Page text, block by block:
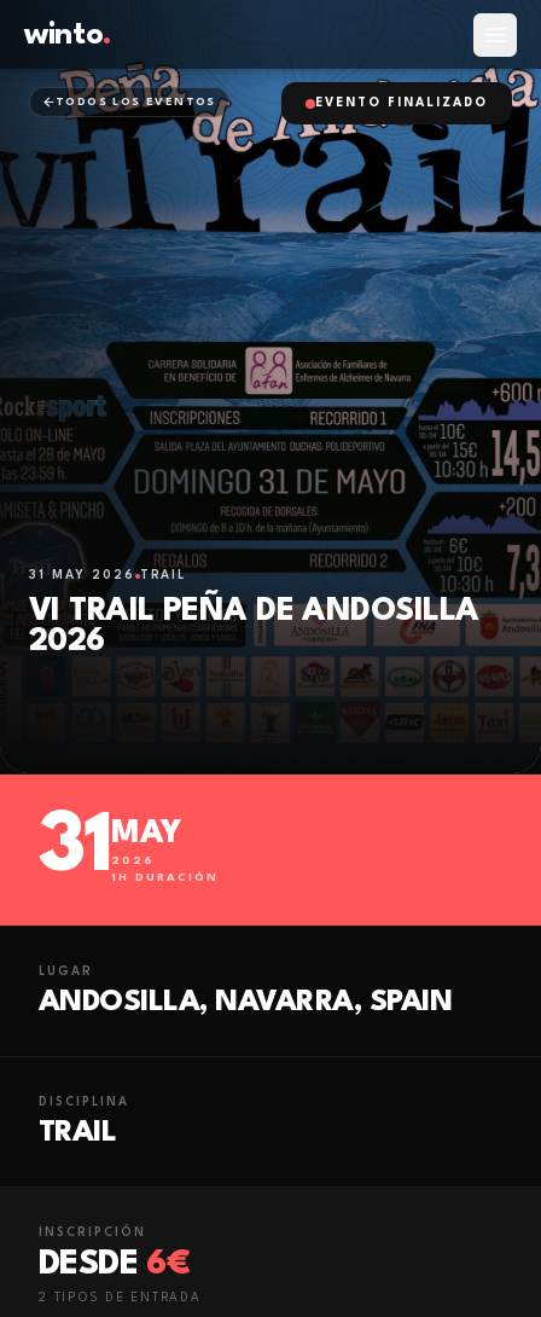
winto.
TODOS LOS EVENTOS
31 MAY 2026 TRAIL
VI TRAIL PEÑA DE ANDOSILLA
2026
EVENTO FINALIZADO
31 MAY
2026
1H DURACIÓN
LUGAR
ANDOSILLA, NAVARRA, SPAIN
DISCIPLINA
TRAIL
INSCRIPCIÓN
DESDE 6€
2 TIPO S DE ENTRADA